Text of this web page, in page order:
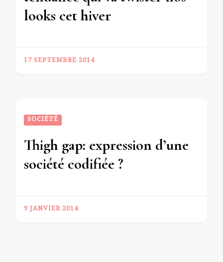
looks cet hiver
17 SEPTEMBRE 2014
SOCIÉTÉ
Thigh gap: expression d’une
société codifiée ?
9 JANVIER 2014